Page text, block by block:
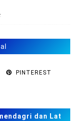
UM MI MTS MA
TAHUN 2026
2025
PINTEREST
dan Lat